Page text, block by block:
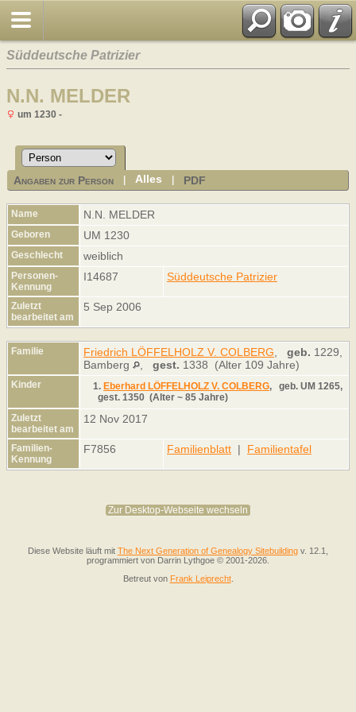
Süddeutsche Patrizier
N.N. MELDER
um 1230 -
Angaben zur Person |Alles PDF
Name N.N. MELDER
Geboren UM 1230
Geschlecht weiblich
Personen-
Kennung
I14687 Süddeutsche Patrizier
Zuletzt
bearbeitet am
5 Sep 2006
Familie Friedrich LÖFFELHOLZ V. COLBERG geb. 1229,
Bamberg
gest. 1338 (Alter 109 Jahre)
Kinder 1. Eberhard LÖFFELHOLZ V. COLBERG, geb. UM 1265,
gest. 1350 (Alter ~ 85 Jahre)
Zuletzt
bearbeitet am
12 Nov 2017
Familien-
Kennung
F7856 Familienblatt | Familientafel
Zur Desktop-Webseite wechseln
Diese Website läuft mit The Next Generation of Genealogy Sitebuilding v. 12.1,
programmiert von Darrin Lythgoe © 2001-2026.
Betreut von Frank Leiprecht.